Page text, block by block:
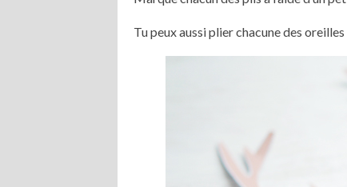
Tu peux aussi plier chacune des